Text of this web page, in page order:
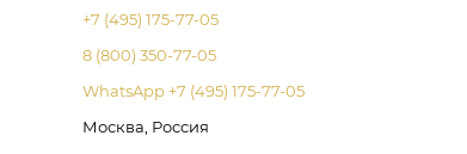
+7 (495) 175-77-05
8 (800) 350-77-05
WhatsApp +7 (495) 175-77-05
Москва, Россия